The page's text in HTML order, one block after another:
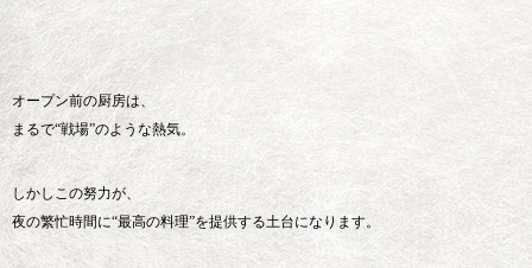
オープン前の厨房は、
まるで“戦場”のような熱気。
しかしこの努力が、
夜の繁忙時間に“最高の料理”を提供する土台になります。